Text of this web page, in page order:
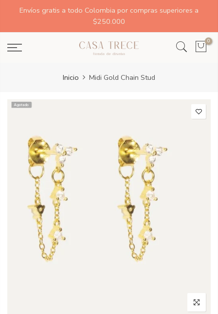
Envíos gratis a todo Colombia por compras superiores a
$250.000
0
Inicio Midi Gold Chain Stud
Agotado